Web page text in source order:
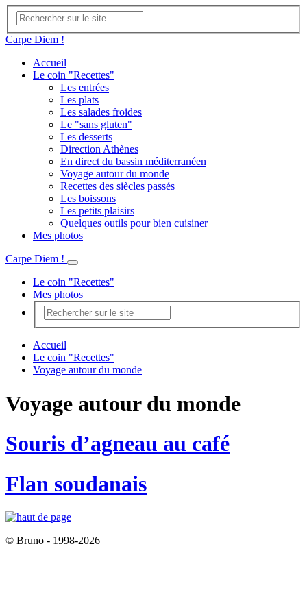
Carpe Diem !
Accueil
Le coin "Recettes"
Les entrées
Les plats
Les salades froides
Le "sans gluten"
Les desserts
Direction Athènes
En direct du bassin méditerranéen
Voyage autour du monde
Recettes des siècles passés
Les boissons
Les petits plaisirs
Quelques outils pour bien cuisiner
Mes photos
Carpe Diem !
Le coin "Recettes"
Mes photos
Accueil
Le coin "Recettes"
Voyage autour du monde
Voyage autour du monde
Souris d’agneau au café
Flan soudanais
© Bruno - 1998-2026